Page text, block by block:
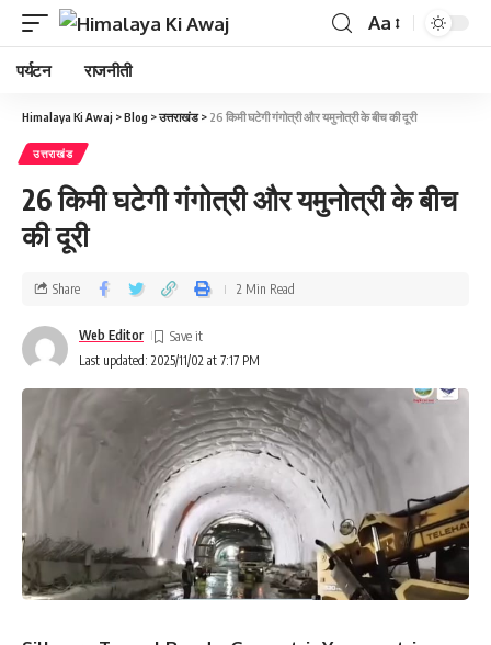
Aa
पर्यटन राजनीती
Himalaya Ki Awaj >Blog >उत्तराखंड> 26 किमी घटेगी गंगोत्री और यमुनोत्री के बीच की दूरी
उत्तराखंड
26 किमी घटेगी गंगोत्री और यमुनोत्री के बीच
की दूरी
Last updated: 2025/11/02 at 7:17 PM
Web Editor
Share 2 Min Read